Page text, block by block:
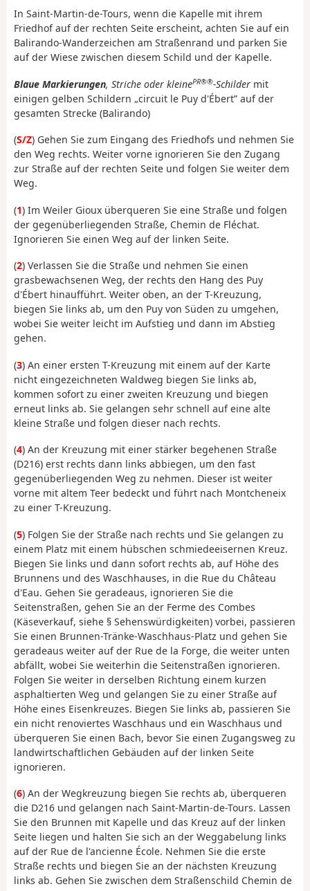
In Saint-Martin-de-Tours, wenn die Kapelle mit ihrem
Friedhof auf der rechten Seite erscheint, achten Sie auf ein
Balirando-Wanderzeichen am Straßenrand und parken Sie
auf der Wiese zwischen diesem Schild und der Kapelle.
Blaue Markierungen, Striche oder kleinePR®®-Schilder mit
einigen gelben Schildern „circuit le Puy d'Ébert” auf der
gesamten Strecke (Balirando)
(S/Z) Gehen Sie zum Eingang des Friedhofs und nehmen Sie
den Weg rechts. Weiter vorne ignorieren Sie den Zugang
zur Straße auf der rechten Seite und folgen Sie weiter dem
Weg.
(1) Im Weiler Gioux überqueren Sie eine Straße und folgen
der gegenüberliegenden Straße, Chemin de Fléchat.
Ignorieren Sie einen Weg auf der linken Seite.
(2) Verlassen Sie die Straße und nehmen Sie einen
grasbewachsenen Weg, der rechts den Hang des Puy
d'Ébert hinaufführt. Weiter oben, an der T-Kreuzung,
biegen Sie links ab, um den Puy von Süden zu umgehen,
wobei Sie weiter leicht im Aufstieg und dann im Abstieg
gehen.
(3) An einer ersten T-Kreuzung mit einem auf der Karte
nicht eingezeichneten Waldweg biegen Sie links ab,
kommen sofort zu einer zweiten Kreuzung und biegen
erneut links ab. Sie gelangen sehr schnell auf eine alte
kleine Straße und folgen dieser nach rechts.
(4) An der Kreuzung mit einer stärker begehenen Straße
(D216) erst rechts dann links abbiegen, um den fast
gegenüberliegenden Weg zu nehmen. Dieser ist weiter
vorne mit altem Teer bedeckt und führt nach Montcheneix
zu einer T-Kreuzung.
(5) Folgen Sie der Straße nach rechts und Sie gelangen zu
einem Platz mit einem hübschen schmiedeeisernen Kreuz.
Biegen Sie links und dann sofort rechts ab, auf Höhe des
Brunnens und des Waschhauses, in die Rue du Château
d'Eau. Gehen Sie geradeaus, ignorieren Sie die
Seitenstraßen, gehen Sie an der Ferme des Combes
(Käseverkauf, siehe § Sehenswürdigkeiten) vorbei, passieren
Sie einen Brunnen-Tränke-Waschhaus-Platz und gehen Sie
geradeaus weiter auf der Rue de la Forge, die weiter unten
abfällt, wobei Sie weiterhin die Seitenstraßen ignorieren.
Folgen Sie weiter in derselben Richtung einem kurzen
asphaltierten Weg und gelangen Sie zu einer Straße auf
Höhe eines Eisenkreuzes. Biegen Sie links ab, passieren Sie
ein nicht renoviertes Waschhaus und ein Waschhaus und
überqueren Sie einen Bach, bevor Sie einen Zugangsweg zu
landwirtschaftlichen Gebäuden auf der linken Seite
ignorieren.
(6) An der Wegkreuzung biegen Sie rechts ab, überqueren
die D216 und gelangen nach Saint-Martin-de-Tours. Lassen
Sie den Brunnen mit Kapelle und das Kreuz auf der linken
Seite liegen und halten Sie sich an der Weggabelung links
auf der Rue de l'ancienne École. Nehmen Sie die erste
Straße rechts und biegen Sie an der nächsten Kreuzung
links ab. Gehen Sie zwischen dem Straßenschild Chemin de